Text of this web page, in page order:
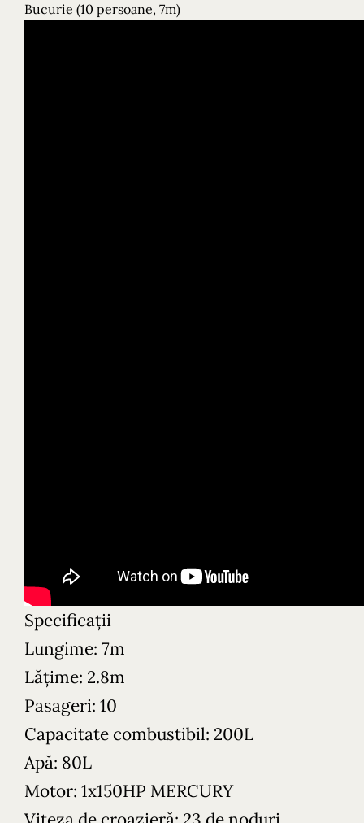
Bucurie (10 persoane, 7m)
Specificații
Lungime: 7m
Lățime: 2.8m
Pasageri: 10
Capacitate combustibil: 200L
Apă: 80L
Motor: 1x150HP MERCURY